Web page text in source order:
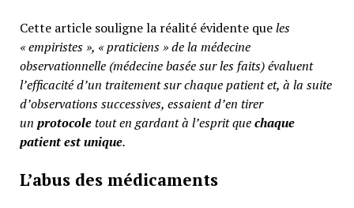
Cette article souligne la réalité évidente queles
« empiristes », « praticiens » de la médecine
observationnelle (médecine basée sur les faits) évaluent
l’efficacité d’un traitement sur chaque patient et, à la suite
d’observations successives, essaient d’en tirer
un protocoletout en gardant à l’esprit quechaque
patient est unique.
L’abus des médicaments